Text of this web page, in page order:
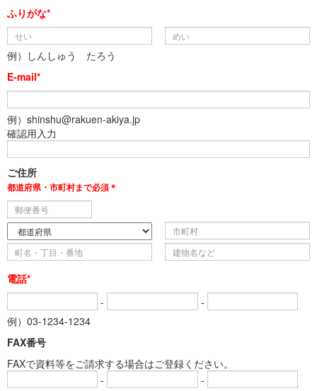
ふりがな*
例）しんしゅう たろう
E-mail*
例）shinshu@rakuen-akiya.jp
確認用入力
ご住所
都道府県・市町村まで必須＊
電話*
-
-
例）03-1234-1234
FAX番号
FAXで資料等をご請求する場合はご登録ください。
-
-